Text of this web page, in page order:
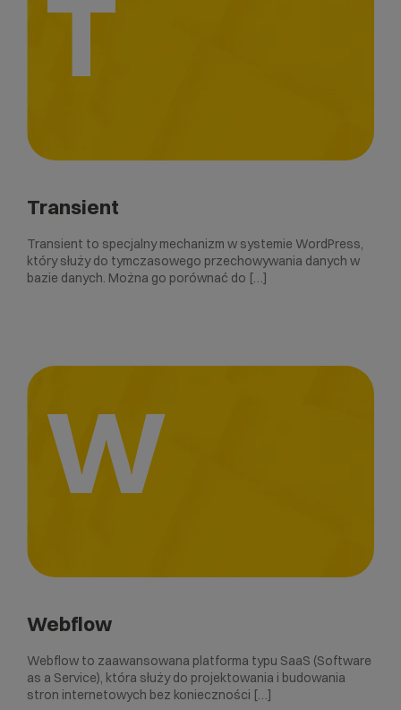
T
Transient
Transient to specjalny mechanizm w systemie WordPress,
który służy do tymczasowego przechowywania danych w
bazie danych. Można go porównać do […]
W
Webflow
Webflow to zaawansowana platforma typu SaaS (Software
as a Service), która służy do projektowania i budowania
stron internetowych bez konieczności […]